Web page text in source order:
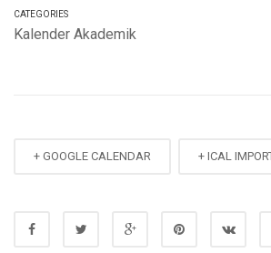
CATEGORIES
Kalender Akademik
+ GOOGLE CALENDAR + ICAL